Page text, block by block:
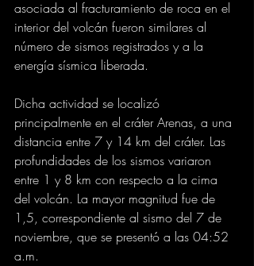
asociada al fracturamiento de roca en el
interior del volcán fueron similares al
número de sismos registrados y a la
energía sísmica liberada.
Dicha actividad se localizó
principalmente en el cráter Arenas, a una
distancia entre 7 y 14 km del cráter. Las
profundidades de los sismos variaron
entre 1 y 8 km con respecto a la cima
del volcán. La mayor magnitud fue de
1,5, correspondiente al sismo del 7 de
noviembre, que se presentó a las 04:52
a.m.